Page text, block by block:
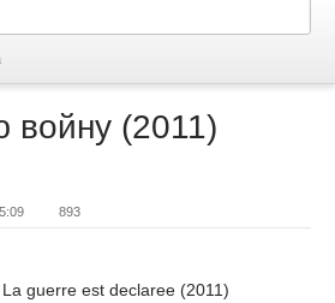
войну (2011)
893